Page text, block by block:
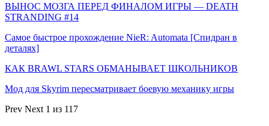
ВЫНОС МОЗГА ПЕРЕД ФИНАЛОМ ИГРЫ — DEATH
STRANDING #14
Самое быстрое прохождение NieR: Automata [Спидран в
деталях]
КАК BRAWL STARS ОБМАНЫВАЕТ ШКОЛЬНИКОВ
Мод для Skyrim пересматривает боевую механику игры
Prev Next 1 из 117